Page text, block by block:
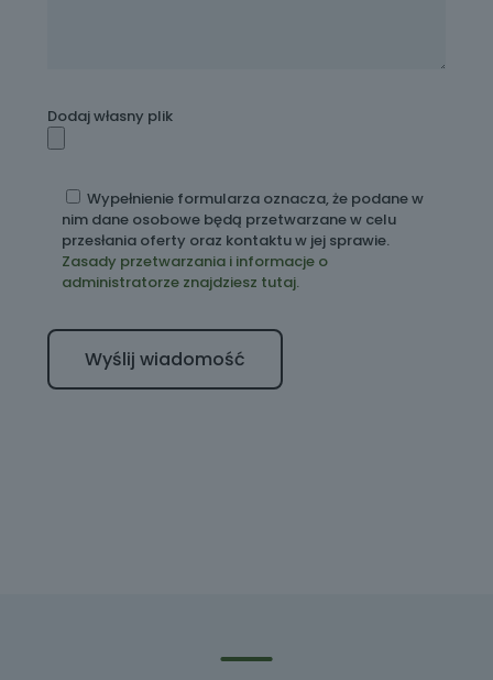
Dodaj własny plik
Wypełnienie formularza oznacza, że podane w
nim dane osobowe będą przetwarzane w celu
przesłania oferty oraz kontaktu w jej sprawie.
Zasady przetwarzania i informacje o
administratorze znajdziesz tutaj.